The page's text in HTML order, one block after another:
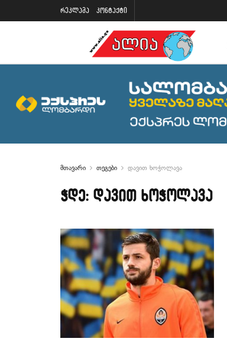
რეკლამა კონტაქტი
მთავარი თეგები დავით ხოჭოლავა
ჭდე: დავით ხოჭოლავა